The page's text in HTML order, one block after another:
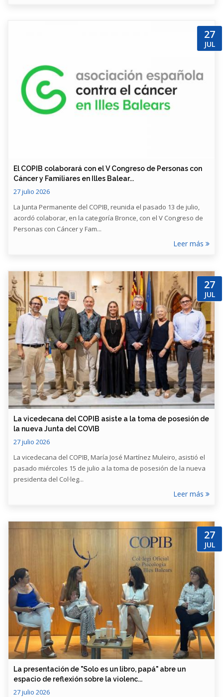
27
JUL
​El COPIB colaborará con el V Congreso de Personas con
Cáncer y Familiares en Illes Balear...
27 julio 2026
La Junta Permanente del COPIB, reunida el pasado 13 de julio,
acordó colaborar, en la categoría Bronce, con el V Congreso de
Personas con Cáncer y Fam...
Leer más
27
JUL
​La vicedecana del COPIB asiste a la toma de posesión de
la nueva Junta del COVIB
27 julio 2026
La vicedecana del COPIB, María José Martínez Muleiro, asistió el
pasado miércoles 15 de julio a la toma de posesión de la nueva
presidenta del Col·leg...
Leer más
27
JUL
​La presentación de "Solo es un libro, papá" abre un
espacio de reflexión sobre la violenc...
27 julio 2026